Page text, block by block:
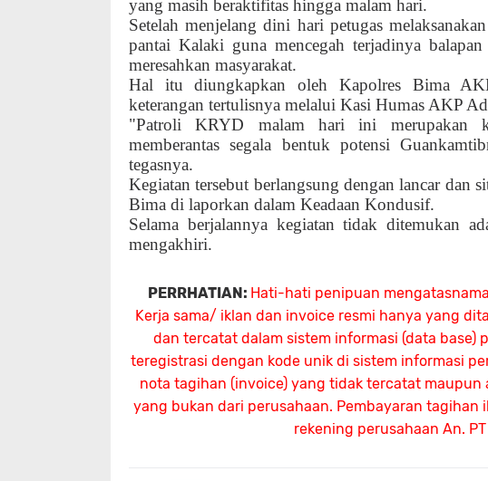
yang masih beraktifitas hingga malam hari.
Setelah menjelang dini hari petugas
pantai Kalaki guna mencegah terjadinya
meresahkan masyarakat.
Hal itu diungkapkan oleh Kapolres Bima
keterangan tertulisnya melalui Kasi Humas AKP
"Patroli KRYD malam hari ini merupakan
memberantas segala bentuk potensi
tegasnya.
Kegiatan tersebut berlangsung dengan lancar dan
Bima di laporkan dalam Keadaan Kondusif.
Selama berjalannya kegiatan tidak ditemukan
mengakhiri.
PERRHATIAN: Hati-hati penipuan
Kerja sama/ iklan dan invoice resmi hanya yang
dan tercatat dalam sistem informasi (data base)
teregistrasi dengan kode unik di sistem informasi
nota tagihan (invoice) yang tidak tercatat
yang bukan dari perusahaan. Pembayaran
rekening perusahaan An.